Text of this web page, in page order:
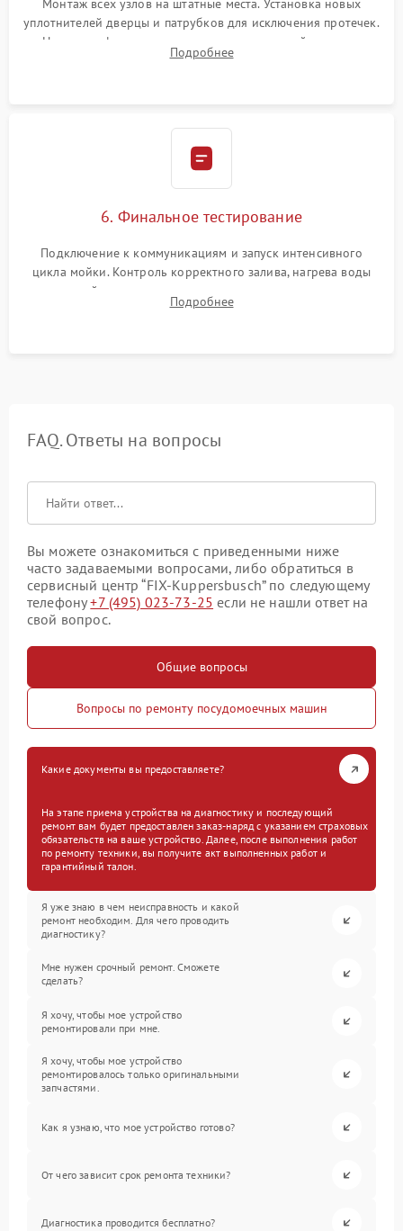
Монтаж всех узлов на штатные места. Установка новых
уплотнителей дверцы и патрубков для исключения протечек.
Надежная фиксация хомутов гидравлической системы,
сборка корпуса и установка датчика поплавка.
Подробнее
6. Финальное тестирование
Подключение к коммуникациям и запуск интенсивного
цикла мойки. Контроль корректного залива, нагрева воды
до нужной температуры, отсутствия посторонних шумов,
штатного слива и абсолютной сухости в поддоне.
Подробнее
FAQ. Ответы на вопросы
Вы можете ознакомиться с приведенными ниже
часто задаваемыми вопросами, либо обратиться в
сервисный центр “FIX-Kuppersbusch” по следующему
телефону+7 (495) 023-73-25 если не нашли ответ на
свой вопрос.
Общие вопросы
Вопросы по ремонту посудомоечных машин
Какие документы вы предоставляете?
На этапе приема устройства на диагностику и последующий
ремонт вам будет предоставлен заказ-наряд с указанием страховых
обязательств на ваше устройство. Далее, после выполнения работ
по ремонту техники, вы получите акт выполненных работ и
гарантийный талон.
Я уже знаю в чем неисправность и какой
ремонт необходим. Для чего проводить
диагностику?
Мне нужен срочный ремонт. Сможете
сделать?
Я хочу, чтобы мое устройство
ремонтировали при мне.
Я хочу, чтобы мое устройство
ремонтировалось только оригинальными
запчастями.
Как я узнаю, что мое устройство готово?
От чего зависит срок ремонта техники?
Диагностика проводится бесплатно?